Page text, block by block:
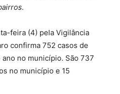
feira (4) pela Vigilância
confirma 752 casos de
no município. São 737
no município e 15